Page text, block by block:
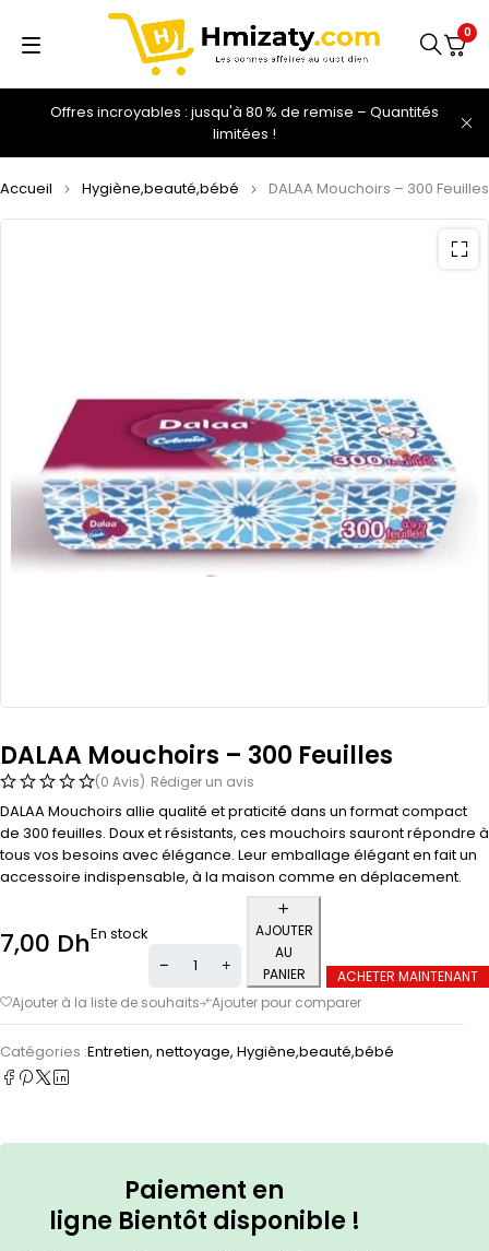
Offres incroyables : jusqu'à 80 % de remise – Quantités
limitées !
0
Accueil Hygiène,beauté,bébé DALAA Mouchoirs – 300 Feuilles
DALAA Mouchoirs – 300 Feuilles
(0 Avis) Rédiger un avis
DALAA Mouchoirs allie qualité et praticité dans un format compact
de 300 feuilles. Doux et résistants, ces mouchoirs sauront répondre à
tous vos besoins avec élégance. Leur emballage élégant en fait un
accessoire indispensable, à la maison comme en déplacement.
7,00 DhEn stock
AJOUTER
AU
PANIER
ACHETER MAINTENANT
Catégories :Entretien, nettoyage, Hygiène,beauté,bébé
Paiement en
ligne Bientôt disponible !